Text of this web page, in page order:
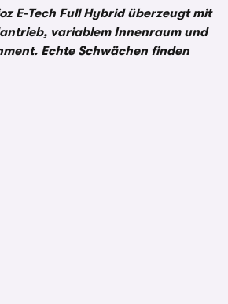
E-Tech Full Hybrid überzeugt mit
variablem Innenraum und
Echte Schwächen finden